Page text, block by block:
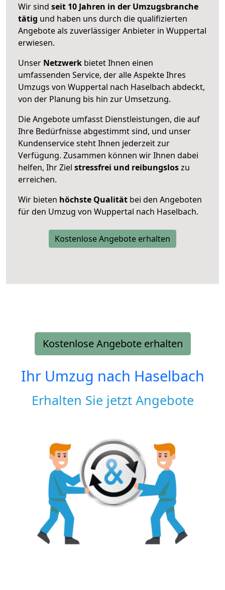
Wir sind seit 10 Jahren in der Umzugsbranche
tätig und haben uns durch die qualifizierten
Angebote als zuverlässiger Anbieter in Wuppertal
erwiesen.
Unser Netzwerk bietet Ihnen einen
umfassenden Service, der alle Aspekte Ihres
Umzugs von Wuppertal nach Haselbach abdeckt,
von der Planung bis hin zur Umsetzung.
Die Angebote umfasst Dienstleistungen, die auf
Ihre Bedürfnisse abgestimmt sind, und unser
Kundenservice steht Ihnen jederzeit zur
Verfügung. Zusammen können wir Ihnen dabei
helfen, Ihr Ziel stressfrei und reibungsloszu
erreichen.
Wir bieten höchste Qualität bei den Angeboten
für den Umzug von Wuppertal nach Haselbach.
Kostenlose Angebote erhalten
Kostenlose Angebote erhalten
Ihr Umzug nach Haselbach
Erhalten Sie jetzt Angebote